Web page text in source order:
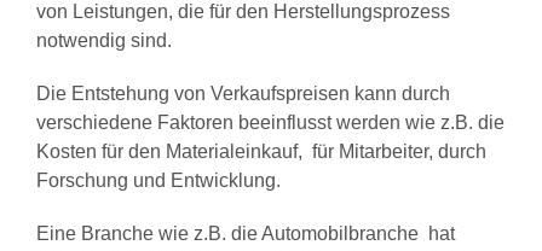
von Leistungen, die für den Herstellungsprozess
notwendig sind.
Die Entstehung von Verkaufspreisen kann durch
verschiedene Faktoren beeinflusst werden wie z.B. die
Kosten für den Materialeinkauf, für Mitarbeiter, durch
Forschung und Entwicklung.
Eine Branche wie z.B. die Automobilbranche hat